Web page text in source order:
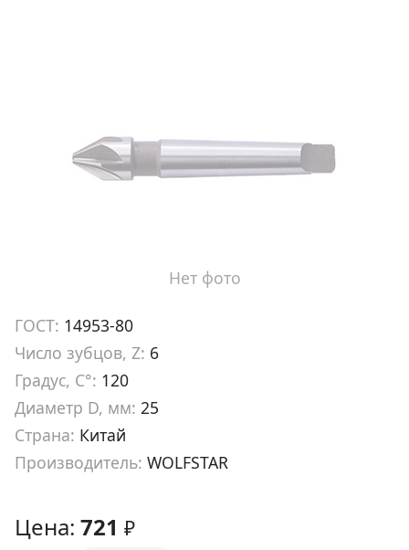
Нет фото
ГОСТ: 14953-80
Число зубцов, Z: 6
Градус, С°: 120
Диаметр D, мм: 25
Страна: Китай
Производитель: WOLFSTAR
Цена: 721 ₽